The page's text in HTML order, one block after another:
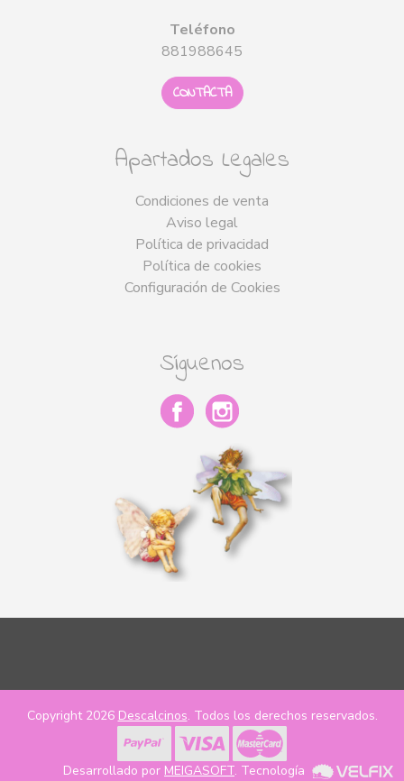
Teléfono
881988645
CONTACTA
Apartados Legales
Condiciones de venta
Aviso legal
Política de privacidad
Política de cookies
Configuración de Cookies
Síguenos
Copyright 2026 Descalcinos. Todos los derechos reservados.
Desarrollado por MEIGASOFT. Tecnología